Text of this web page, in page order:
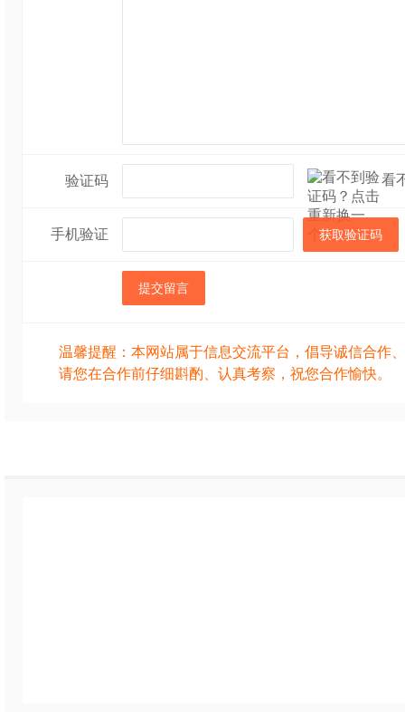
验证码 看
手机验证 获取验证码
提交留言
温馨提醒：本网站属于信息交流平台，倡导诚信合作
请您在合作前仔细斟酌、认真考察，祝您合作愉快。